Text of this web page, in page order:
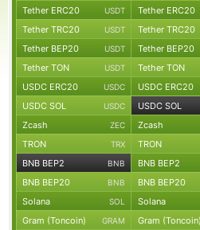
Tether ERC20 USDT Tether ERC20
Tether TRC20 USDT Tether TRC20
Tether BEP20 USDT Tether BEP20
Tether TON USDT Tether TON
USDC ERC20 USDC USDC ERC20
USDC SOL USDC USDC SOL
Zcash ZEC Zcash
TRON TRX TRON
BNB BEP2 BNB BNB BEP2
BNB BEP20 BNB BNB BEP20
Solana SOL Solana
Gram (Toncoin) GRAM Gram (Toncoin)